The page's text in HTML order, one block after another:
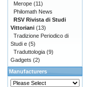
Merope (11)
Philomath News
RSV Rivista di Studi
Vittoriani (13)
Tradizione Periodico di
Studi e (5)
Traduttologia (9)
Gadgets (2)
Manufacturers